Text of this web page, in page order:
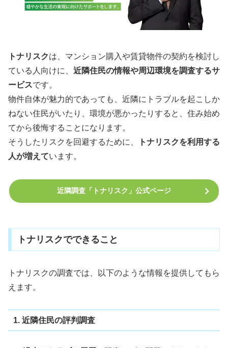
トナリスクは、マンション購入や賃貸物件の契約を検討し
ている人向けに、 近隣住民の情報や周辺環境を調査するサ
ービスです。
物件自体が魅力的であっても、近隣にトラブルを起こしか
ねない住民がいたり、環境が悪かったりすると、住み始め
てから後悔することになります。
そうしたリスクを回避するために、
トナリスクを利用する
人が増えています。
近隣調査「トナリスク」公式ページ
トナリスクでできること
トナリスクの調査では、以下のような情報を提供してもら
えます。
1. 近隣住民の評判調査